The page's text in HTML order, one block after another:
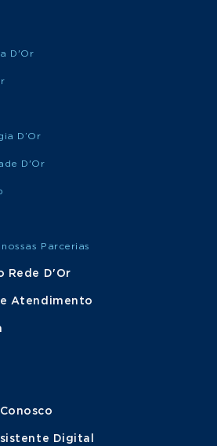
D'Or
D’Or
D'Or
Parcerias
Rede D'Or
Atendimento
Digital